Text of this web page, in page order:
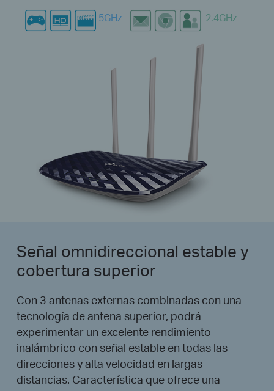
5GHz 2.4GHz
Señal omnidireccional estable y
cobertura superior
Con 3 antenas externas combinadas con una
tecnología de antena superior, podrá
experimentar un excelente rendimiento
inalámbrico con señal estable en todas las
direcciones y alta velocidad en largas
distancias. Característica que ofrece una